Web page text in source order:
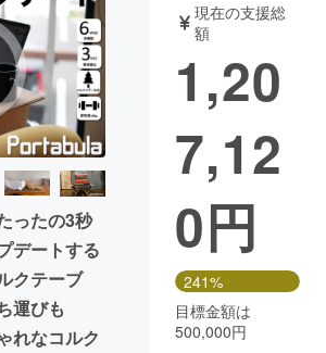
ジー・ガジェット
画 書籍・雑誌
・起業 チャレンジ
り・地域活性化
Social Good
CAMPFIRE Creation
るさと納税
コミュニティ
ったの3秒
デートする
クテーブ
運びも
れなコルク
現在の支援総
額
1,20
7,12
0円
241%
目標金額は
500,000円